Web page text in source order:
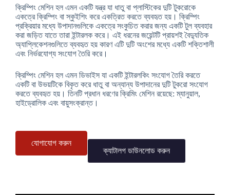
ক্রিম্পিং মেশিন হল এমন একটি যন্ত্র যা ধাতু বা প্লাস্টিকের দুটি টুকরোকে
একত্রে ক্রিম্পিং বা স্কুইশিং করে একত্রিত করতে ব্যবহৃত হয়। ক্রিম্পিং
প্রক্রিয়ার মধ্যে উপাদানগুলিকে একত্রে সংকুচিত করার জন্য একটি টুল ব্যবহার
করা জড়িত যাতে তারা ইন্টারলক করে। এই ধরনের জয়েন্টটি প্রায়শই বৈদ্যুতিক
অ্যাপ্লিকেশনগুলিতে ব্যবহৃত হয় কারণ এটি দুটি অংশের মধ্যে একটি শক্তিশালী
এবং নির্ভরযোগ্য সংযোগ তৈরি করে।
ক্রিম্পিং মেশিন হল এমন ডিভাইস যা একটি ইন্টারলকিং সংযোগ তৈরি করতে
একটি বা উভয়টিকে বিকৃত করে ধাতু বা অন্যান্য উপাদানের দুটি টুকরো সংযোগ
করতে ব্যবহৃত হয়। তিনটি প্রধান ধরণের ক্রিমিং মেশিন রয়েছে: ম্যানুয়াল,
হাইড্রোলিক এবং বায়ুসংক্রান্ত।
যোগাযোগ করুন
ক্যাটালগ ডাউনলোড করুন